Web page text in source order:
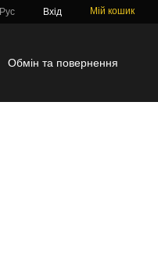
Рус Вхід Мій кошик
Обмін та повернення